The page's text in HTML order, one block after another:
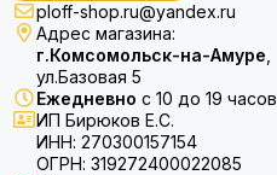
ploff-shop.ru@yandex.ru
Адрес магазина:
г.Комсомольск-на-Амуре
ул.Базовая 5
Ежедневно с 10 до 19 часов
ИП Бирюков Е.С.
ИНН: 270300157154
ОГРН: 319272400022085